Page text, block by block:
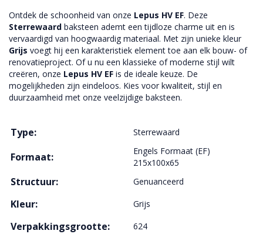
Ontdek de schoonheid van onze Lepus HV EF. Deze
Sterrewaard baksteen ademt een tijdloze charme uit en is
vervaardigd van hoogwaardig materiaal. Met zijn unieke kleur
Grijs voegt hij een karakteristiek element toe aan elk bouw- of
renovatieproject. Of u nu een klassieke of moderne stijl wilt
creëren, onze Lepus HV EF is de ideale keuze. De
mogelijkheden zijn eindeloos. Kies voor kwaliteit, stijl en
duurzaamheid met onze veelzijdige baksteen.
Type: Sterrewaard
Formaat:
Engels Formaat (EF)
215x100x65
Structuur: Genuanceerd
Kleur: Grijs
Verpakkingsgrootte: 624